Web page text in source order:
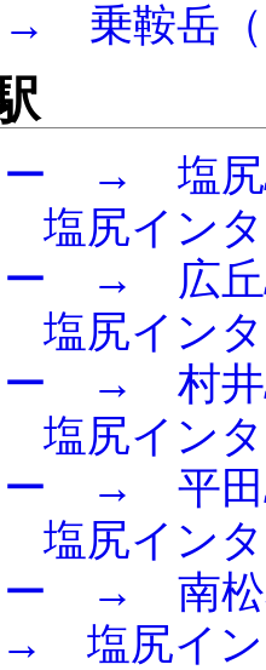
乗鞍岳（
ー → 塩
尻イン
ー → 広
尻イン
ー → 村
尻イン
ー → 平
尻イン
ー → 南松
塩尻イン